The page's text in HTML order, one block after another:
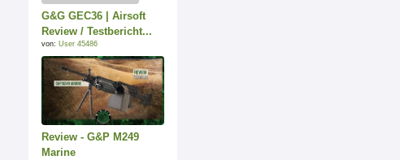
G&G GEC36 | Airsoft
Review / Testbericht...
von: User 45486
Review - G&P M249
Marine